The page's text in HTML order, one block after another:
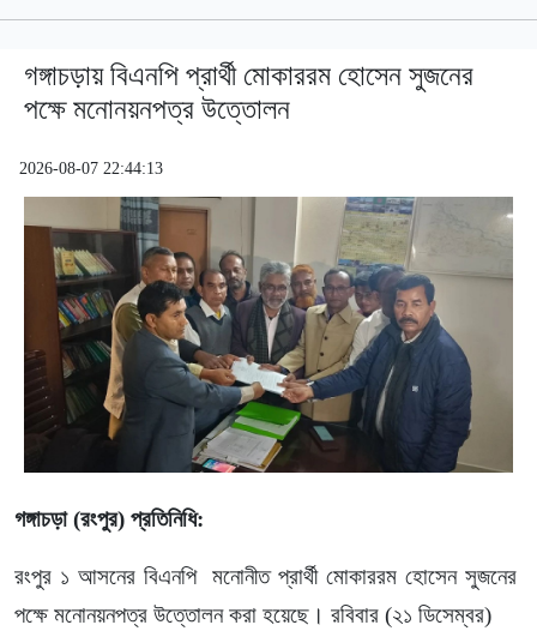
গঙ্গাচড়ায় বিএনপি প্রার্থী মোকাররম হোসেন সুজনের
পক্ষে মনোনয়নপত্র উত্তোলন
2026-08-07 22:44:13
গঙ্গাচড়া (রংপুর) প্রতিনিধি:
রংপুর ১ আসনের বিএনপি মনোনীত প্রার্থী মোকাররম হোসেন সুজনের
পক্ষে মনোনয়নপত্র উত্তোলন করা হয়েছে। রবিবার (২১ ডিসেম্বর)